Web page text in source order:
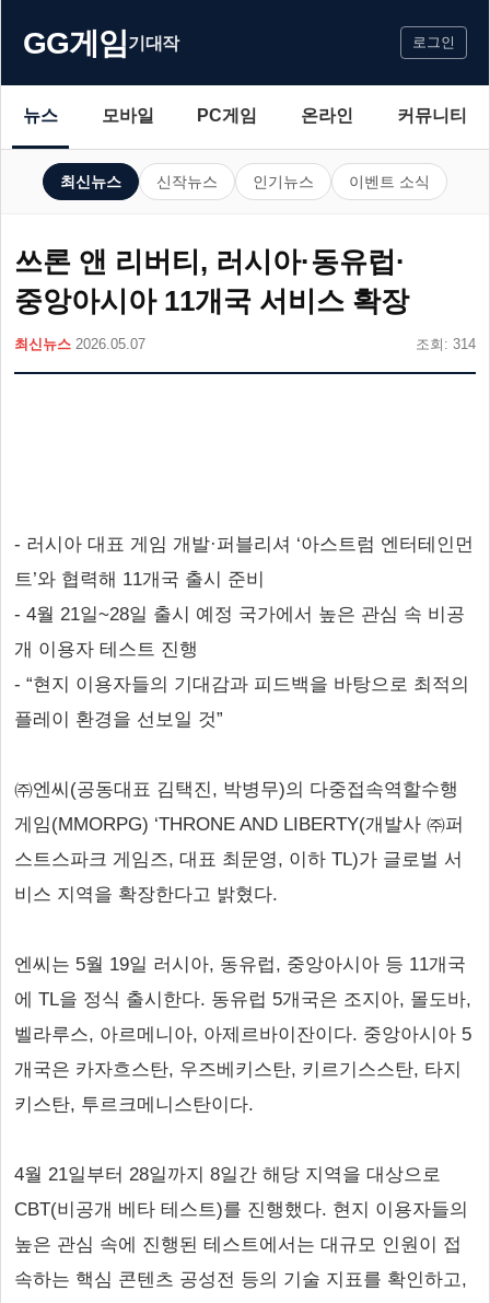
GG게임기대작 로그인
뉴스 모바일 PC게임 온라인 커뮤니티
최신뉴스 신작뉴스 인기뉴스 이벤트 소식
쓰론 앤 리버티, 러시아·동유럽·
중앙아시아 11개국 서비스 확장
최신뉴스 2026.05.07 조회: 314
- 러시아 대표 게임 개발·퍼블리셔 ‘아스트럼 엔터테인먼
트’와 협력해 11개국 출시 준비
- 4월 21일~28일 출시 예정 국가에서 높은 관심 속 비공
개 이용자 테스트 진행
- “현지 이용자들의 기대감과 피드백을 바탕으로 최적의
플레이 환경을 선보일 것”
㈜엔씨(공동대표 김택진, 박병무)의 다중접속역할수행
게임(MMORPG) ‘THRONE AND LIBERTY(개발사 ㈜퍼
스트스파크 게임즈, 대표 최문영, 이하 TL)가 글로벌 서
비스 지역을 확장한다고 밝혔다.
엔씨는 5월 19일 러시아, 동유럽, 중앙아시아 등 11개국
에 TL을 정식 출시한다. 동유럽 5개국은 조지아, 몰도바,
벨라루스, 아르메니아, 아제르바이잔이다. 중앙아시아 5
개국은 카자흐스탄, 우즈베키스탄, 키르기스스탄, 타지
키스탄, 투르크메니스탄이다.
4월 21일부터 28일까지 8일간 해당 지역을 대상으로
CBT(비공개 베타 테스트)를 진행했다. 현지 이용자들의
높은 관심 속에 진행된 테스트에서는 대규모 인원이 접
속하는 핵심 콘텐츠 공성전 등의 기술 지표를 확인하고,